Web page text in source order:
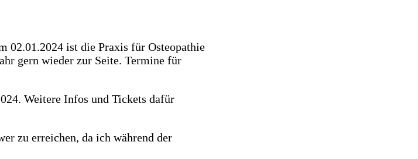
02.01.2024 ist die Praxis für Osteopathie
gern wieder zur Seite. Termine für
Weitere Infos und Tickets dafür
zu erreichen, da ich während der